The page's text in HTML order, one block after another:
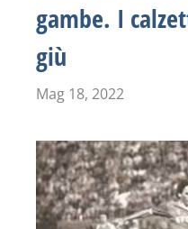
gambe. I
giù
Mag 18, 2022